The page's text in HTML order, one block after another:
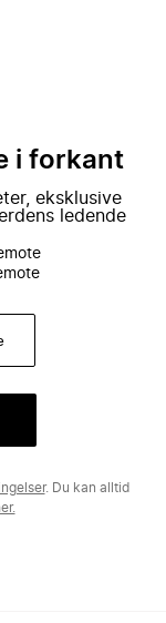
i forkant
eksklusive
ledende
. Du kan alltid